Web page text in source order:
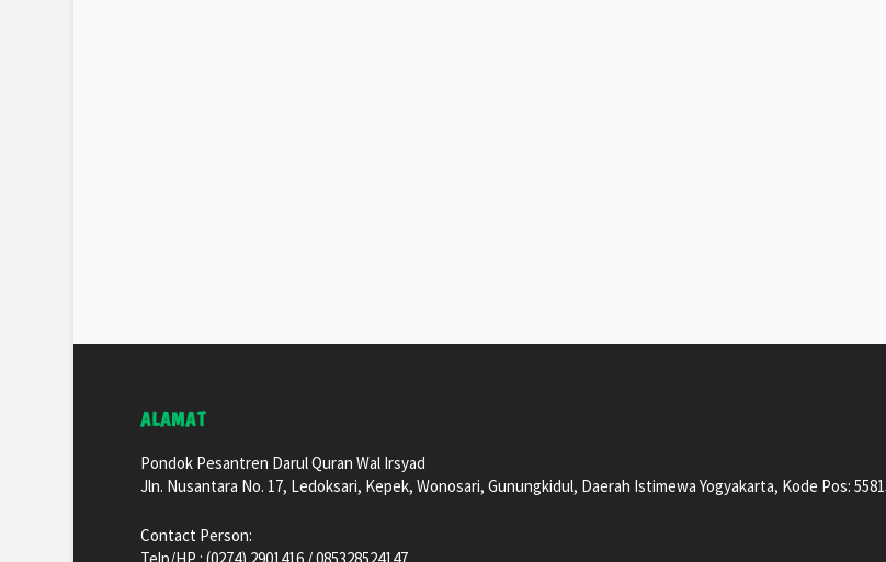
ALAMAT
Pondok Pesantren Darul Quran Wal Irsyad
Jln. Nusantara No. 17, Ledoksari, Kepek, Wonosari, Gunungkidul, Daerah Istimewa Yogyakarta, Kode Pos:
Contact Person: